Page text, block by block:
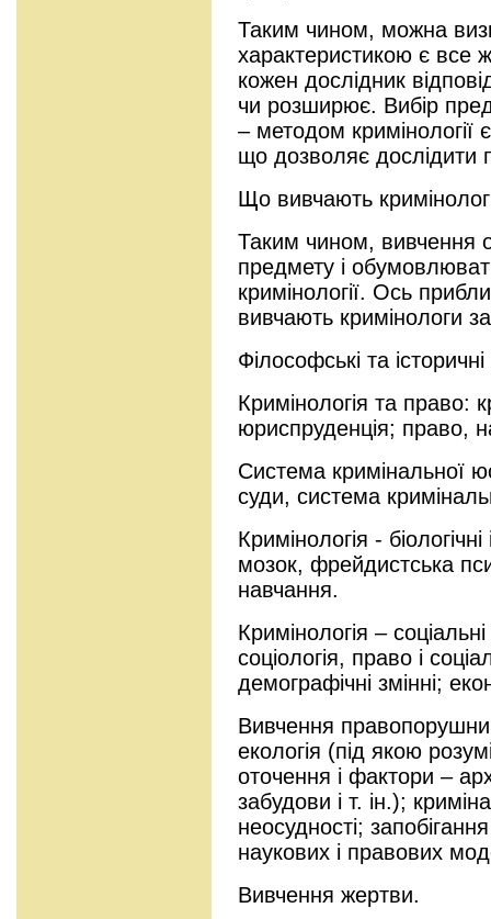
Таким чином, можна
характеристикою є все
кожен дослідник
чи розширює. Вибір
– методом кримінології
що дозволяє дослідити
Що вивчають
Таким чином, вивчення
предмету і
кримінології. Ось
вивчають кримінологи
Філософські та
Кримінологія та право:
юриспруденція; право,
Система кримінальної
суди, система
Кримінологія -
мозок, фрейдистська
навчання.
Кримінологія –
соціологія, право і
демографічні змінні;
Вивчення
екологія (під якою
оточення і фактори –
забудови і т. ін.);
неосудності;
наукових і правових
Вивчення жертви.